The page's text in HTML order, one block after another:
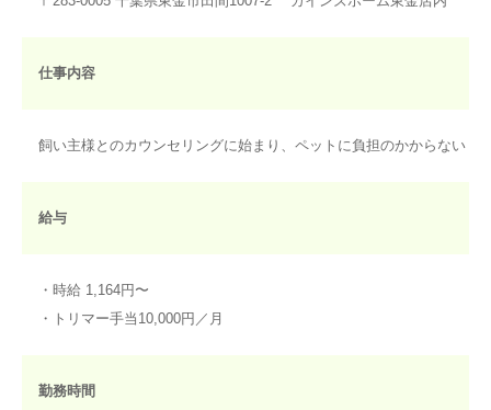
仕事内容
飼い主様とのカウンセリングに始まり、ペットに負担のかからない
給与
・時給 1,164円〜
・トリマー手当10,000円／月
勤務時間